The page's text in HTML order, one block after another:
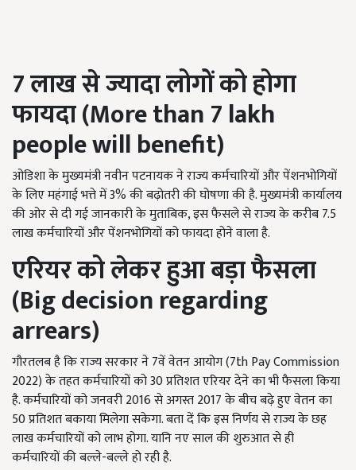
7लाख से ज्यादा लोगों को होगा
फायदा (More than 7 lakh
people will benefit)
ओडिशा के मुख्यमंत्री नवीन पटनायक ने राज्य कर्मचारियों और पेंशनभोगियों
के लिए महंगाई भत्ते में 3% की बढ़ोतरी की घोषणा की है. मुख्यमंत्री कार्यालय
की ओर से दी गई जानकारी के मुताबिक, इस फैसले से राज्य के करीब 7.5
लाख कर्मचारियों और पेंशनभोगियों को फायदा होने वाला है.
एरियर को लेकर हुआ बड़ा फैसला
(Big decision regarding
arrears)
गौरतलब है कि राज्य सरकार ने 7वें वेतन आयोग (7th Pay Commission
2022) के तहत कर्मचारियों को 30 प्रतिशत एरियर देने का भी फैसला किया
है. कर्मचारियों को जनवरी 2016 से अगस्त 2017 के बीच बढ़े हुए वेतन का
50 प्रतिशत बकाया मिलेगा सकेगा. बता दें कि इस निर्णय से राज्य के छह
लाख कर्मचारियों को लाभ होगा. यानि नए साल की शुरुआत से ही
कर्मचारियों की बल्ले-बल्ले हो रही है.